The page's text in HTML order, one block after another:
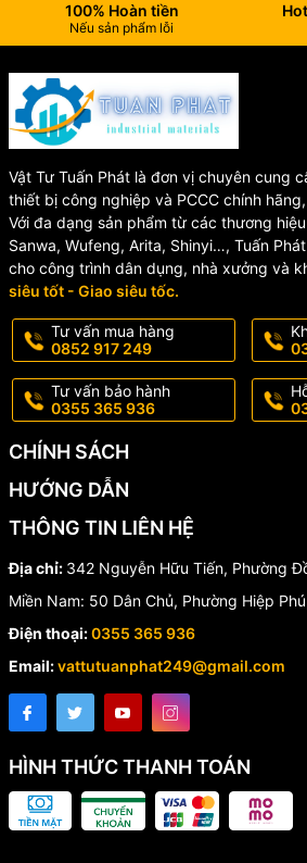
100% Hoàn tiền
Nếu sản phẩm lỗi
Vật Tư Tuấn Phát là đơn vị chuyên cung
thiết bị công nghiệp và PCCC chính
Với đa dạng sản phẩm từ các thương
Sanwa, Wufeng, Arita, Shinyi…, Tuấn
cho công trình dân dụng, nhà xưởng và
siêu tốt - Giao siêu tốc.
Tư vấn mua hàng
0852 917 249
Tư vấn bảo hành
0355 365 936
CHÍNH SÁCH
HƯỚNG DẪN
THÔNG TIN LIÊN HỆ
Địa chỉ: 342 Nguyễn Hữu Tiến, Phường
Miền Nam: 50 Dân Chủ, Phường Hiệp
Điện thoại:0355 365 936
Email:vattutuanphat249@gmail.com
HÌNH THỨC THANH TOÁN